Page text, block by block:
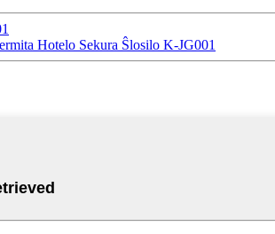
Hotelo Sekura Ŝlosilo K-JG001